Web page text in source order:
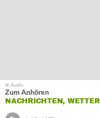
Zum Anhören
NACHRICHTEN,